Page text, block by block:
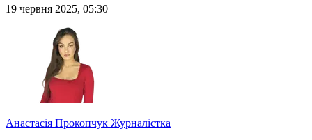
19 червня 2025, 05:30
Анастасія Прокопчук Журналістка